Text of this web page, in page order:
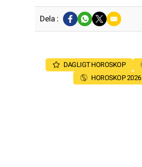
Dela :
DAGLIGT HOROSKOP
HOROSKOP 2026